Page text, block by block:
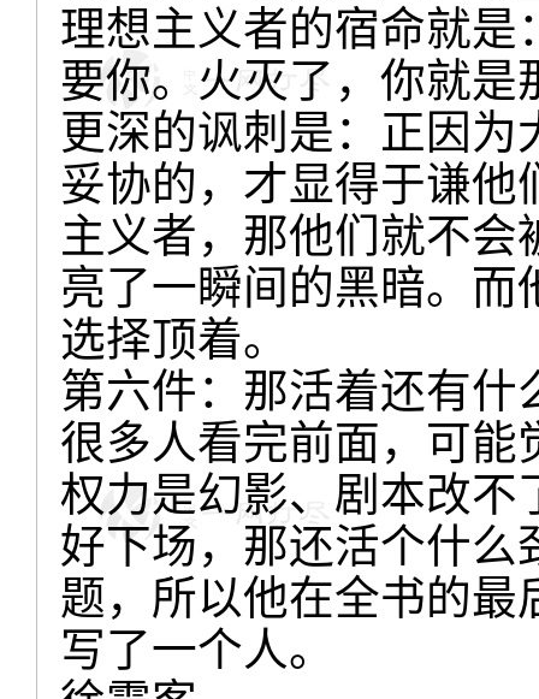
理想主义者的宿命就是
要你。火灭了，你就是
更深的讽刺是：正因
妥协的，才显得于谦
主义者，那他们就不
亮了一瞬间的黑暗。
选择顶着。
第六件：那活着还有什
很多人看完前面，可能
权力是幻影、剧本改不
好下场，那还活个什么
题，所以他在全书的最
写了一个人。